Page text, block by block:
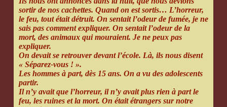
sortir de nos cachettes. Quand on est sortis… L’horreur,
le feu, tout était détruit. On sentait l’odeur de fumée, je ne
sais pas comment expliquer. On sentait l’odeur de la
mort, des animaux qui mouraient. Je ne peux pas
expliquer.
On devait se retrouver devant l’école. Là, ils nous disent
« Séparez-vous ! ».
Les hommes à part, dès 15 ans. On a vu des adolescents
partir.
Il n’y avait que l’horreur, il n’y avait plus rien à part le
feu, les ruines et la mort. On était étrangers sur notre